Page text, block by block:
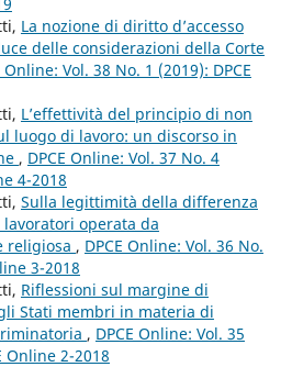
La nozione di diritto d’accesso
delle considerazioni della Corte
Online: Vol. 38 No. 1 (2019): DPCE
L’effettività del principio di non
luogo di lavoro: un discorso in
, DPCE Online: Vol. 37 No. 4
4-2018
Sulla legittimità della differenza
operata da
religiosa , DPCE Online: Vol. 36 No.
3-2018
Riflessioni sul margine di
Stati membri in materia di
, DPCE Online: Vol. 35
Online 2-2018